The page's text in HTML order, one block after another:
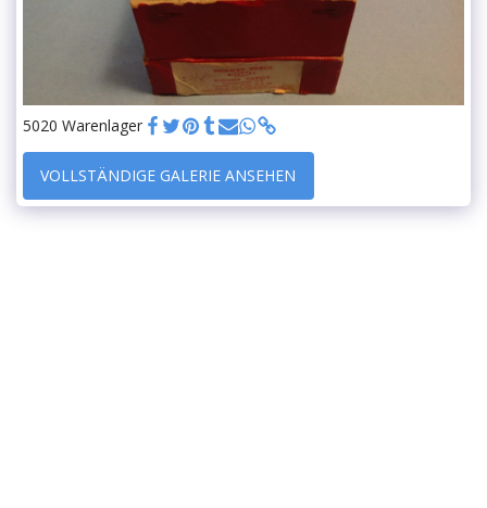
5020 Warenlager
VOLLSTÄNDIGE GALERIE ANSEHEN